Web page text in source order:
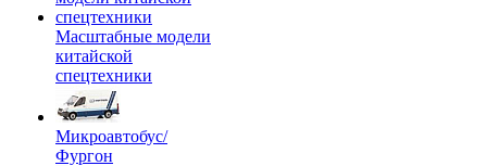
Масштабные модели
китайской
спецтехники
Микроавтобус/
Фургон